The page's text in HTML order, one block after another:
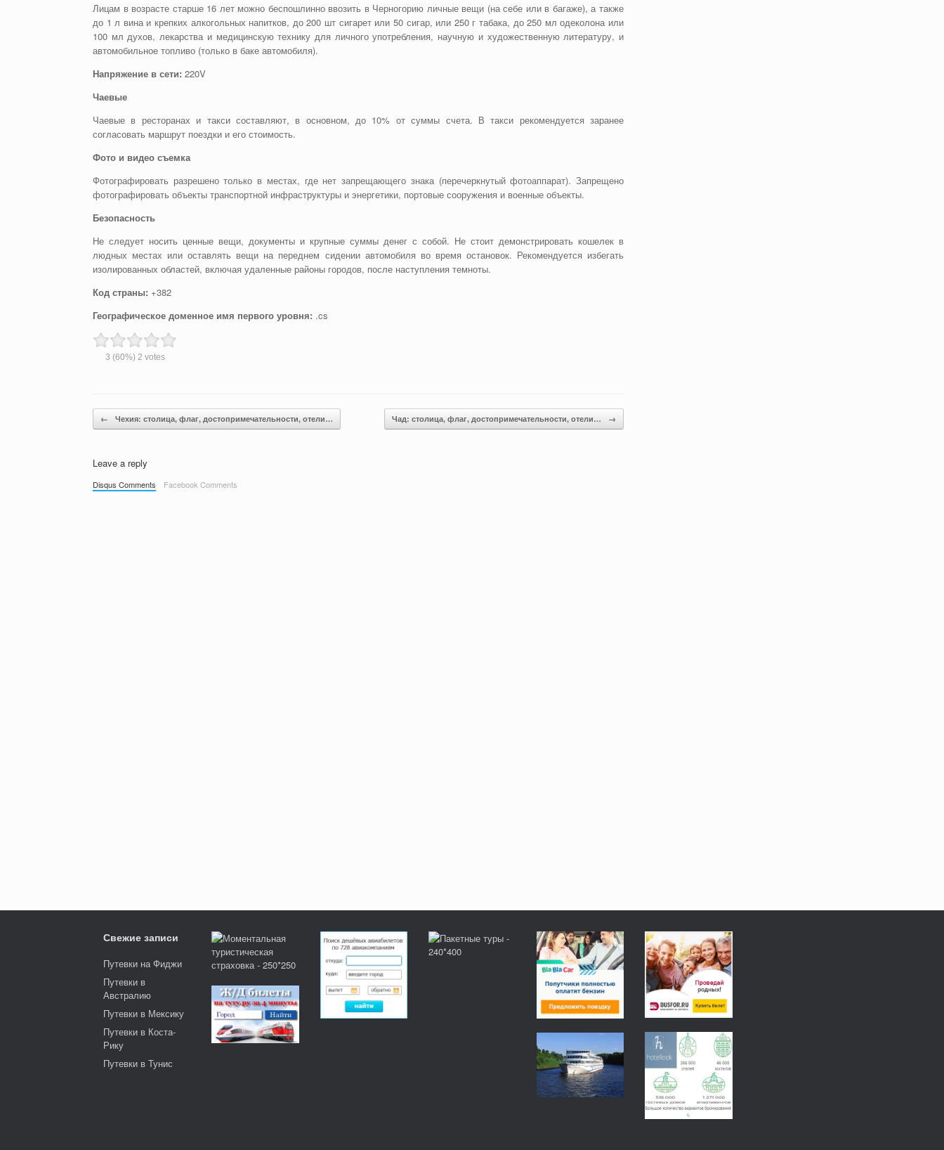
Лицам в возрасте старше 16 лет можно беспошлинно ввозить в Черногорию личные вещи (на себе или в багаже), а также
до 1 л вина и крепких алкогольных напитков, до 200 шт сигарет или 50 сигар, или 250 г табака, до 250 мл одеколона или
100 мл духов, лекарства и медицинскую технику для личного употребления, научную и художественную литературу, и
автомобильное топливо (только в баке автомобиля).
Напряжение в сети: 220V
Чаевые
Чаевые в ресторанах и такси составляют, в основном, до 10% от суммы счета. В такси рекомендуется заранее
согласовать маршрут поездки и его стоимость.
Фото и видео съемка
Фотографировать разрешено только в местах, где нет запрещающего знака (перечеркнутый фотоаппарат). Запрещено
фотографировать объекты транспортной инфраструктуры и энергетики, портовые сооружения и военные объекты.
Безопасность
Не следует носить ценные вещи, документы и крупные суммы денег с собой. Не стоит демонстрировать кошелек в
людных местах или оставлять вещи на переднем сидении автомобиля во время остановок. Рекомендуется избегать
изолированных областей, включая удаленные районы городов, после наступления темноты.
Код страны: +382
Географическое доменное имя первого уровня: .cs
3 (60%) 2 votes
Post navigation
← Чехия: столица, флаг, достопримечательности, отели… Чад: столица, флаг, достопримечательности, отели… →
Leave a reply
Disqus Comments Facebook Comments
Свежие записи
Путевки на Фиджи
Путевки в
Австралию
Путевки в Мексику
Путевки в Коста-
Рику
Путевки в Тунис